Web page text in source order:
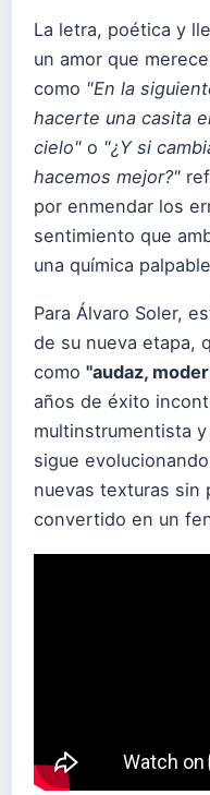
La letra, poética y
un amor que
como "En la
hacerte una casita
cielo" o "¿Y si
hacemos mejor?"
por enmendar los
sentimiento que
una química
Para Álvaro Soler,
de su nueva etapa,
como "audaz,
años de éxito
multinstrumentista
sigue
nuevas texturas sin
convertido en un